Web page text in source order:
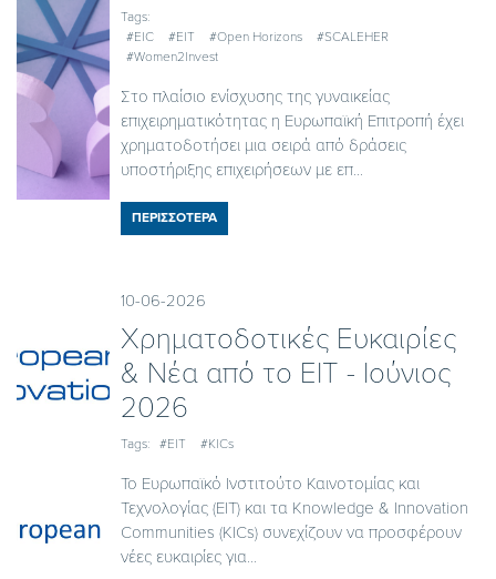
Tags:
#EIC
#EIT #Open Horizons
#SCALEHER
#Women2Invest
Στο πλαίσιο ενίσχυσης της γυναικείας
επιχειρηματικότητας η Ευρωπαϊκή Επιτροπή έχει
χρηματοδοτήσει μια σειρά από δράσεις
υποστήριξης επιχειρήσεων με επ...
ΠΕΡΙΣΣΟΤΕΡΑ
10-06-2026
Χρηματοδοτικές Ευκαιρίες
& Νέα από το EIT - Iούνιος
2026
Tags: #EIT #KICs
Το Ευρωπαϊκό Ινστιτούτο Καινοτομίας και
Τεχνολογίας (EIT) και τα Knowledge & Innovation
Communities (KICs) συνεχίζουν να προσφέρουν
νέες ευκαιρίες για...